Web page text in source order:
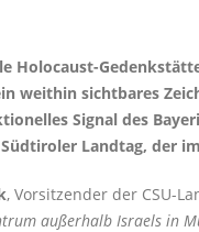
Holocaust-
weithin sichtbares
Signal des
Landtag, der
, Vorsitzender der CSU-
außerhalb Israels in